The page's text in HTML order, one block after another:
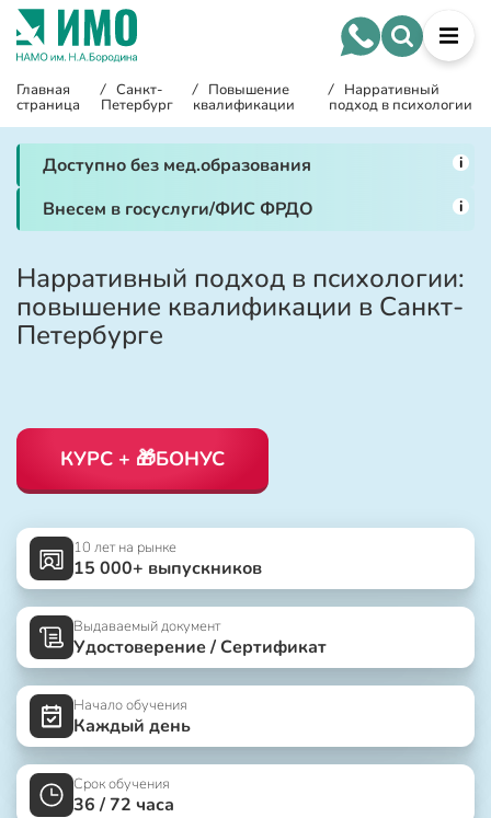
Главная
страница
/ Санкт-
Петербург
/ Повышение
квалификации
/ Нарративный
подход в психологии
Доступно без мед.образования i
Внесем в госуслуги/ФИС ФРДО i
Нарративный подход в психологии:
повышение квалификации в Санкт-
Петербурге
КУРС + 🎁БОНУС
10 лет на рынке
15 000+ выпускников
Выдаваемый документ
Удостоверение / Сертификат
Начало обучения
Каждый день
Срок обучения
36 / 72 часа